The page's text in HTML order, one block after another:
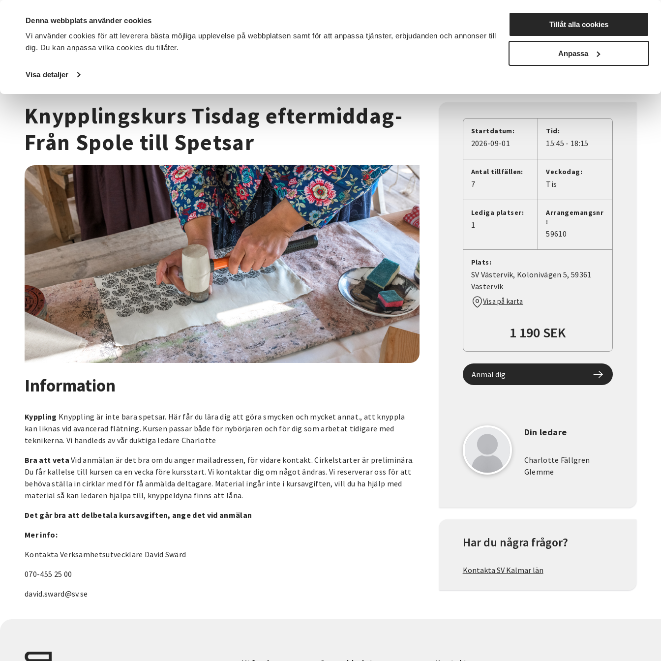
Denna webbplats använder cookies
Vi använder cookies för att leverera bästa möjliga upplevelse på webbplatsen samt för att anpassa tjänster, erbjudanden och annonser till
dig. Du kan anpassa vilka cookies du tillåter.
Visa detaljer
Tillåt alla cookies
Anpassa
DET HÄR GÖR VI FÖR DIG SOM SÖK KURSER OCH EVENEMANG Nyheter Avdelningar
Startsida / Kurser och evenemang
Knypplingskurs Tisdag eftermiddag-
Från Spole till Spetsar
Information
Kyppling Knyppling är inte bara spetsar. Här får du lära dig att göra smycken och mycket annat., att knyppla
kan liknas vid avancerad flätning. Kursen passar både för nybörjaren och för dig som arbetat tidigare med
teknikerna. Vi handleds av vår duktiga ledare Charlotte
Bra att veta Vid anmälan är det bra om du anger mailadressen, för vidare kontakt. Cirkelstarter är preliminära.
Du får kallelse till kursen ca en vecka före kursstart. Vi kontaktar dig om något ändras. Vi reserverar oss för att
behöva ställa in cirklar med för få anmälda deltagare. Material ingår inte i kursavgiften, vill du ha hjälp med
material så kan ledaren hjälpa till, knyppeldyna finns att låna.
Det går bra att delbetala kursavgiften, ange det vid anmälan
Mer info:
Kontakta Verksamhetsutvecklare David Swärd
070-455 25 00
david.sward@sv.se
Startdatum:
2026-09-01
Tid:
15:45 - 18:15
Antal tillfällen:
7
Veckodag:
Tis
Lediga platser:
1
Arrangemangsnr
:
59610
Plats:
SV Västervik, Kolonivägen 5, 59361
Västervik
Visa på karta
1 190 SEK
Anmäl dig
Din ledare
Charlotte Fällgren
Glemme
Har du några frågor?
Kontakta SV Kalmar län